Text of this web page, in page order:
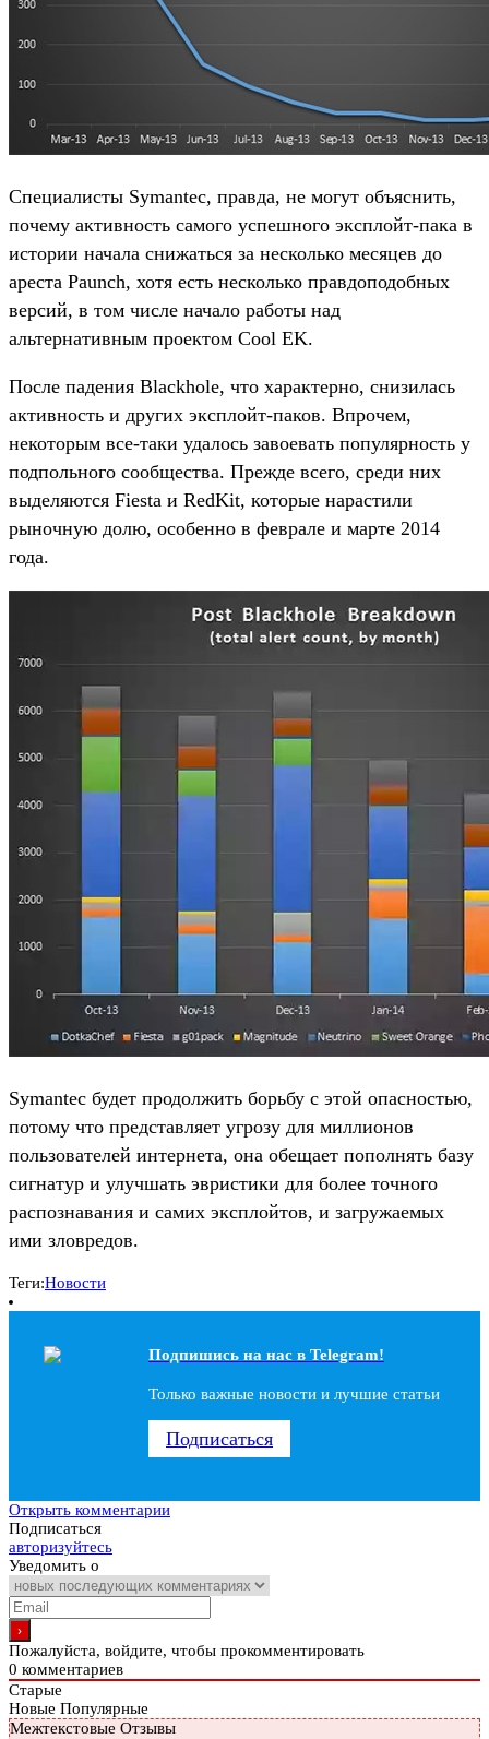
Специалисты Symantec, правда, не могут объяснить,
почему активность самого успешного эксплойт-пака в
истории начала снижаться за несколько месяцев до
ареста Paunch, хотя есть несколько правдоподобных
версий, в том числе начало работы над
альтернативным проектом Cool EK.
После падения Blackhole, что характерно, снизилась
активность и других эксплойт-паков. Впрочем,
некоторым все-таки удалось завоевать популярность у
подпольного сообщества. Прежде всего, среди них
выделяются Fiesta и RedKit, которые нарастили
рыночную долю, особенно в феврале и марте 2014
года.
Symantec будет продолжить борьбу с этой опасностью,
потому что представляет угрозу для миллионов
пользователей интернета, она обещает пополнять базу
сигнатур и улучшать эвристики для более точного
распознавания и самих эксплойтов, и загружаемых
ими зловредов.
Теги:Новости
Подпишись на наc в Telegram!
Только важные новости и лучшие статьи
Подписаться
Открыть комментарии
Подписаться
авторизуйтесь
Уведомить о
Пожалуйста, войдите, чтобы прокомментировать
0 комментариев
Старые
Новые Популярные
Межтекстовые Отзывы